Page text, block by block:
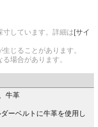
しています。詳細は[サイ
じることがあります。
場合があります。
牛革
ーベルトに牛革を使用し